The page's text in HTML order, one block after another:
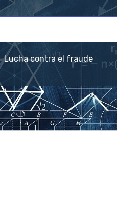
Lucha contra el fraude